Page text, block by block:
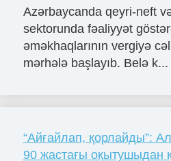
Azərbaycanda qeyri-neft
sektorunda fəaliyyət
əməkhaqlarının vergiyə
mərhələ başlayıb. Belə k...
“Айғайлап, қорлайды”:
90 жастағы оқытушыдан